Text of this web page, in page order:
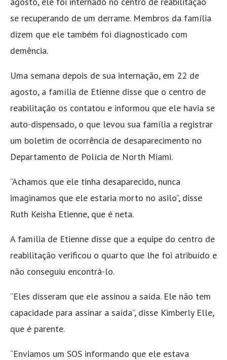
se recuperando de um derrame. Membros da família
dizem que ele também foi diagnosticado com
demência.
Uma semana depois de sua internação, em 22 de
agosto, a família de Etienne disse que o centro de
reabilitação os contatou e informou que ele havia se
auto-dispensado, o que levou sua família a registrar
um boletim de ocorrência de desaparecimento no
Departamento de Polícia de North Miami.
“Achamos que ele tinha desaparecido, nunca
imaginamos que ele estaria morto no asilo”, disse
Ruth Keisha Etienne, que é neta.
A família de Etienne disse que a equipe do centro de
reabilitação verificou o quarto que lhe foi atribuído e
não conseguiu encontrá-lo.
“Eles disseram que ele assinou a saída. Ele não tem
capacidade para assinar a saída”, disse Kimberly Elle,
que é parente.
“Enviamos um SOS informando que ele estava